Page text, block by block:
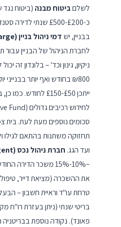
לשלםביטוח מבנה (ביטוח
כ-£200-£500 שנתי
בבניין, יש דמי ניהול בניין (Service Charge)
לחברת הניהול של הבניין
₪800 בחודש ואף יותר
ייתכן £50-£150
סכומים נוספים מעת לעת. בית
תחזוקה משתנות בהתאם לגילו
ועד הגג. חברת ניהול נכס (Letting Agent)
~10%-15% משכר
את ההשכרה (מציאת דייר,
טרחת עו"ד וראיית חשבון –
בריטי שנתי (ניתן בעזרת רו"ח
פאונד). נקודה נוספת בבריטניה